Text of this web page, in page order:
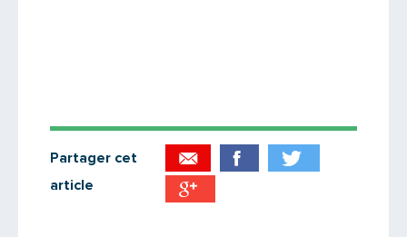
Partager cet
article